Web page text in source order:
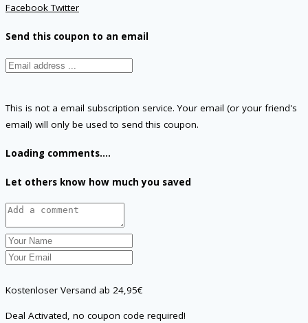
FacebookTwitter
Send this coupon to an email
This is not a email subscription service. Your email (or your friend's
email) will only be used to send this coupon.
Loading comments....
Let others know how much you saved
Kostenloser Versand ab 24,95€
Deal Activated, no coupon code required!